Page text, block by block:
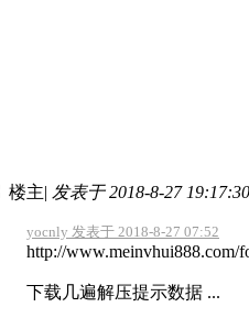
楼主| 发表于 2018-8-27 19:17:30
yocnly 发表于 2018-8-27 07:52
http://www.meinvhui888.com/
下载几遍解压提示数据 ...